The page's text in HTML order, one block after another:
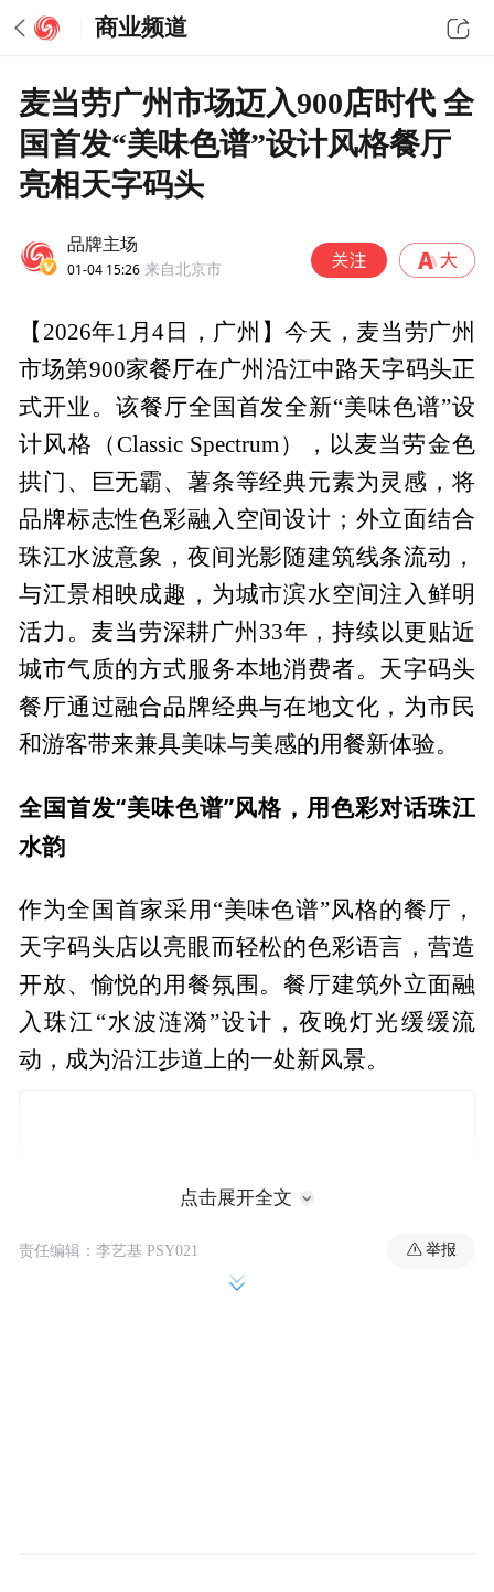
商业频道
麦当劳广州市场迈入900店时代 全
国首发“美味色谱”设计风格餐厅
亮相天字码头
品牌主场
01-04 15:26 来自北京市
【2026年1月4日，广州】今天，麦当劳广州
市场第900家餐厅在广州沿江中路天字码头正
式开业。该餐厅全国首发全新“美味色谱”设
计风格（Classic Spectrum），以麦当劳金色
拱门、巨无霸、薯条等经典元素为灵感，将
品牌标志性色彩融入空间设计；外立面结合
珠江水波意象，夜间光影随建筑线条流动，
与江景相映成趣，为城市滨水空间注入鲜明
活力。麦当劳深耕广州33年，持续以更贴近
城市气质的方式服务本地消费者。天字码头
餐厅通过融合品牌经典与在地文化，为市民
和游客带来兼具美味与美感的用餐新体验。
全国首发“美味色谱”风格，用色彩对话珠江
水韵
作为全国首家采用“美味色谱”风格的餐厅，
天字码头店以亮眼而轻松的色彩语言，营造
开放、愉悦的用餐氛围。餐厅建筑外立面融
入珠江“水波涟漪”设计，夜晚灯光缓缓流
动，成为沿江步道上的一处新风景。
点击展开全文
责任编辑：李艺基 PSY021 举报